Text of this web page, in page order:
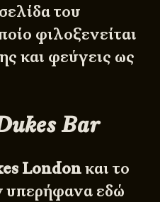
του
φιλοξενείται
και φεύγεις ως
Bar
Londonκαι το
υπερήφανα εδώ